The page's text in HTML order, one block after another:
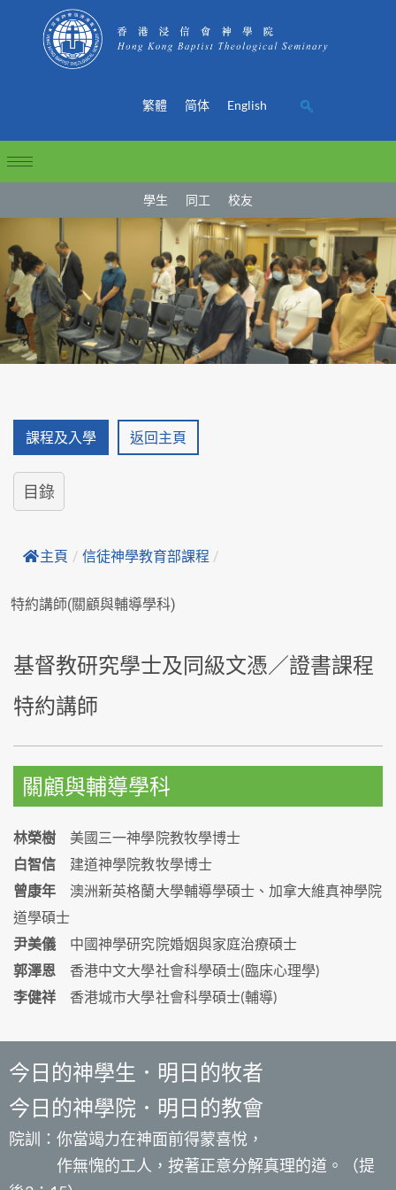
繁體 简体 English
學生 同工 校友
課程及入學 返回主頁
目錄
主頁 / 信徒神學教育部課程 /
特約講師(關顧與輔導學科)
基督教研究學士及同級文憑／證書課程
特約講師
關顧與輔導學科
林榮樹 美國三一神學院教牧學博士
白智信 建道神學院教牧學博士
曾康年 澳洲新英格蘭大學輔導學碩士、加拿大維真神學院
道學碩士
尹美儀 中國神學研究院婚姻與家庭治療碩士
郭澤恩 香港中文大學社會科學碩士(臨床心理學)
李健祥 香港城市大學社會科學碩士(輔導)
今日的神學生．明日的牧者
今日的神學院．明日的教會
院訓：你當竭力在神面前得蒙喜悅，
作無愧的工人，按著正意分解真理的道。（提